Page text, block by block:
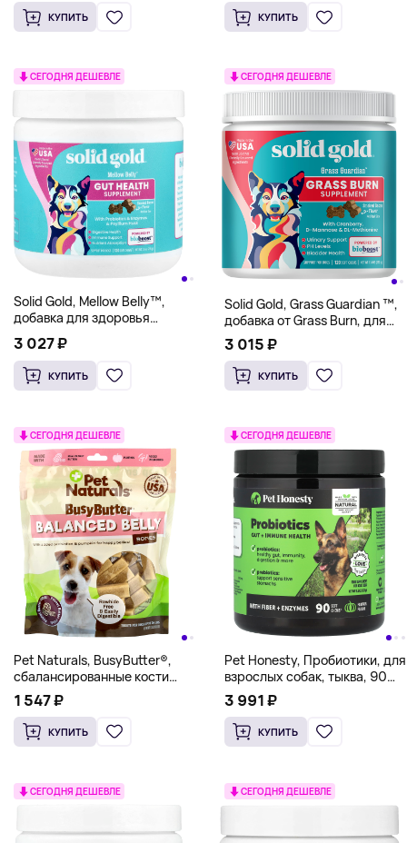
КУПИТЬ КУПИТЬ
СЕГОДНЯ ДЕШЕВЛЕ
Solid Gold, Mellow Belly™,
добавка для здоровья
кишечника, для собак,
копченый бекон, 120
жевательных таблеток, 216 г
(7,6 унции)
3 027 ₽
КУПИТЬ
СЕГОДНЯ ДЕШЕВЛЕ
Solid Gold, Grass Guardian ™,
добавка от Grass Burn, для
собак, с копченым беконом,
120 жевательных таблеток,
216 г (7,6 унции)
3 015 ₽
КУПИТЬ
СЕГОДНЯ ДЕШЕВЛЕ
Pet Naturals, BusyButter®,
сбалансированные кости
живота, для собак до 26
фунтов, с начинкой из
арахисового масла, 368,5 г
(13 унций)
1 547 ₽
КУПИТЬ
СЕГОДНЯ ДЕШЕВЛЕ
Pet Honesty, Пробиотики, для
взрослых собак, тыква, 90
жевательных таблеток, 270 г
(9,5 унции)
3 991 ₽
КУПИТЬ
СЕГОДНЯ ДЕШЕВЛЕ СЕГОДНЯ ДЕШЕВЛЕ